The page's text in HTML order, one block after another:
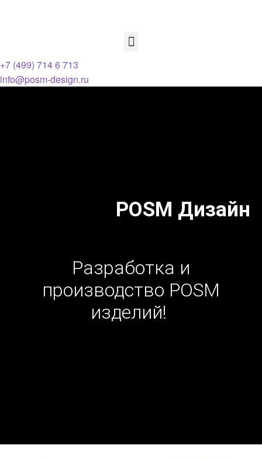
+7 (499) 714 6 713
info@posm-design.ru
POSM Дизайн
Разработка и
производство POSM
изделий!